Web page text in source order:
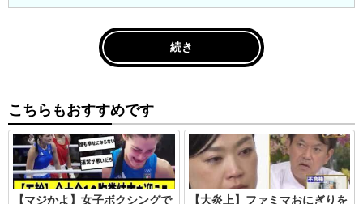
続き
こちらもおすすめです
【マジかよ】女子ボクシングで 【大炎上】ファミマおにぎりを